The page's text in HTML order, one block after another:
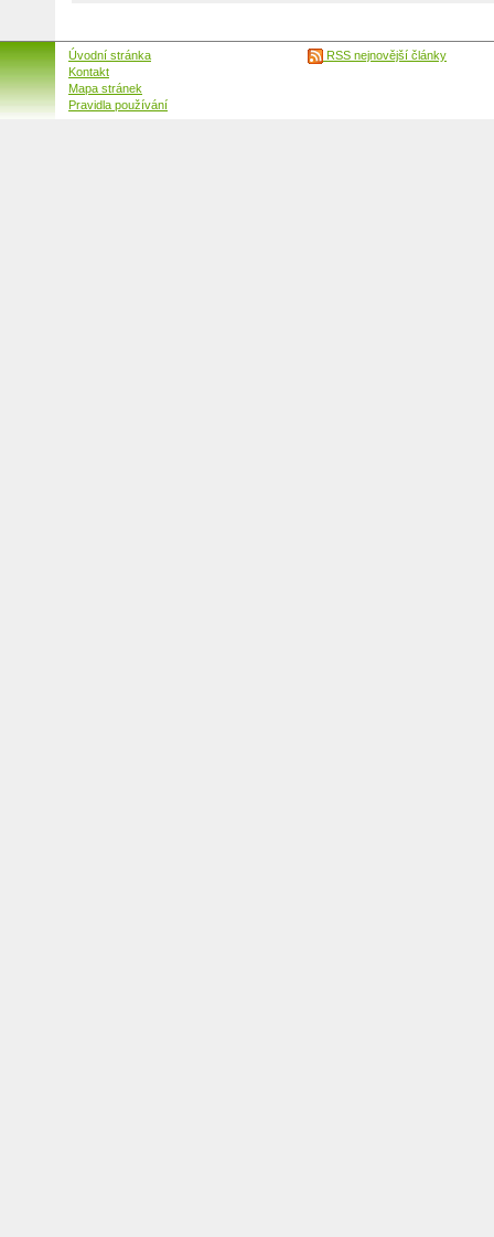
Úvodní stránka
Kontakt
Mapa stránek
Pravidla používání
RSS nejnovější články